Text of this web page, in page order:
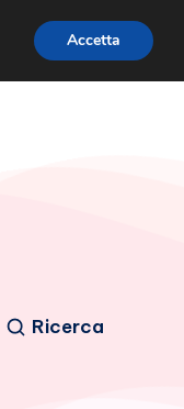
Ricerca
Accetta